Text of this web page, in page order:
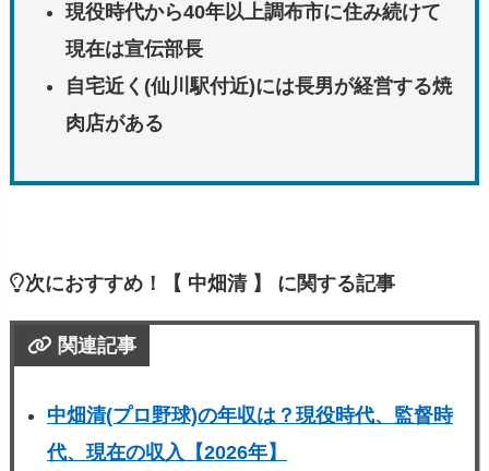
現役時代から40年以上調布市に住み続けて
現在は宣伝部長
自宅近く(仙川駅付近)には長男が経営する焼
肉店がある
次におすすめ！【 中畑清 】 に関する記事
関連記事
中畑清(プロ野球)の年収は？現役時代、監督時
代、現在の収入【2026年】